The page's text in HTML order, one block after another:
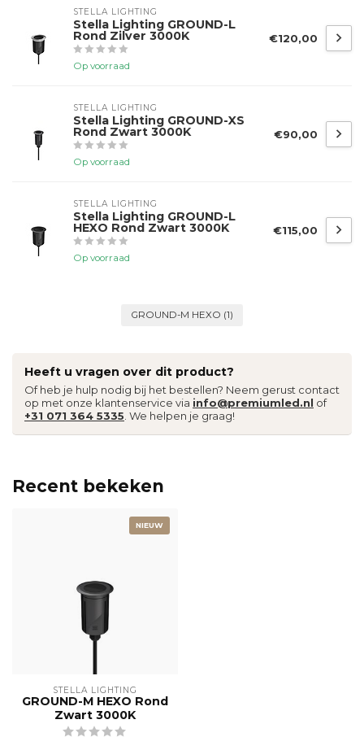
STELLA LIGHTING
Stella Lighting GROUND-L
Rond Zilver 3000K
Op voorraad
€120,00
STELLA LIGHTING
Stella Lighting GROUND-XS
Rond Zwart 3000K
Op voorraad
€90,00
STELLA LIGHTING
Stella Lighting GROUND-L
HEXO Rond Zwart 3000K
Op voorraad
€115,00
GROUND-M HEXO (1)
Heeft u vragen over dit product?
Of heb je hulp nodig bij het bestellen? Neem gerust contact
op met onze klantenservice via info@premiumled.nl of
+31 071 364 5335 . We helpen je graag!
Recent bekeken
NIEUW
STELLA LIGHTING
GROUND-M HEXO Rond
Zwart 3000K